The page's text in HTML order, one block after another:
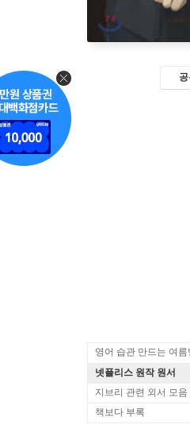
영어 습관 만드는 여름
넷플리스 원작 원서
지브리 관련 외서 모음
책보다 부록